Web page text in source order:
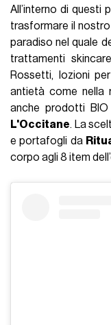
All’interno di questi
trasformare il
paradiso nel quale
trattamenti
Rossetti, lozioni
antietà come nella
anche prodotti BIO
L'Occitane. La
e portafogli da
corpo agli 8 item